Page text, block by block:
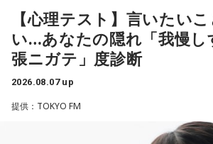
ほのか・海：ありがとうございます。
潮：「コニファー」はテレビアニメ「こ
ンディングテーマとなっています。
ね？
れることがあります。病気だからと割り
いるのですが、心が疲れてきています。
り、夫と新しく家を建てるためにも仕事
仕事がつらいからこそ私生活が充実する、
の心持ちについてアドバイスをいただけな
【心理テスト】言いたい
い…あなたの隠れ「我慢し
張ニガテ」度診断
2026.08.07 up
提供：TOKYO FM